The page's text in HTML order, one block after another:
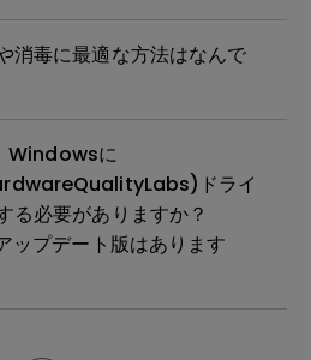
消毒に最適な方法はなんで
Windowsに
ドライ
る必要がありますか？
ップデート版はあります